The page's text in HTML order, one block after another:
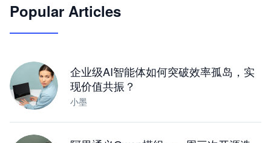
JimoClaw 桌面 AI Agent 工作台
Popular Articles
企业级AI智能体如何突破效率孤岛，实
现价值共振？
小墨